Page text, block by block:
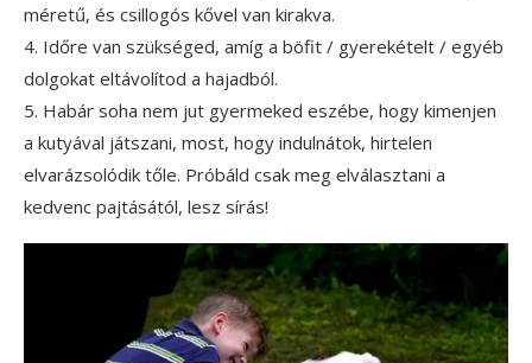
méretű, és csillogós kővel van kirakva.
4. Időre van szükséged, amíg a böfit / gyerekételt / egyéb
dolgokat eltávolítod a hajadból.
5. Habár soha nem jut gyermeked eszébe, hogy kimenjen
a kutyával játszani, most, hogy indulnátok, hirtelen
elvarázsolódik tőle. Próbáld csak meg elválasztani a
kedvenc pajtásától, lesz sírás!